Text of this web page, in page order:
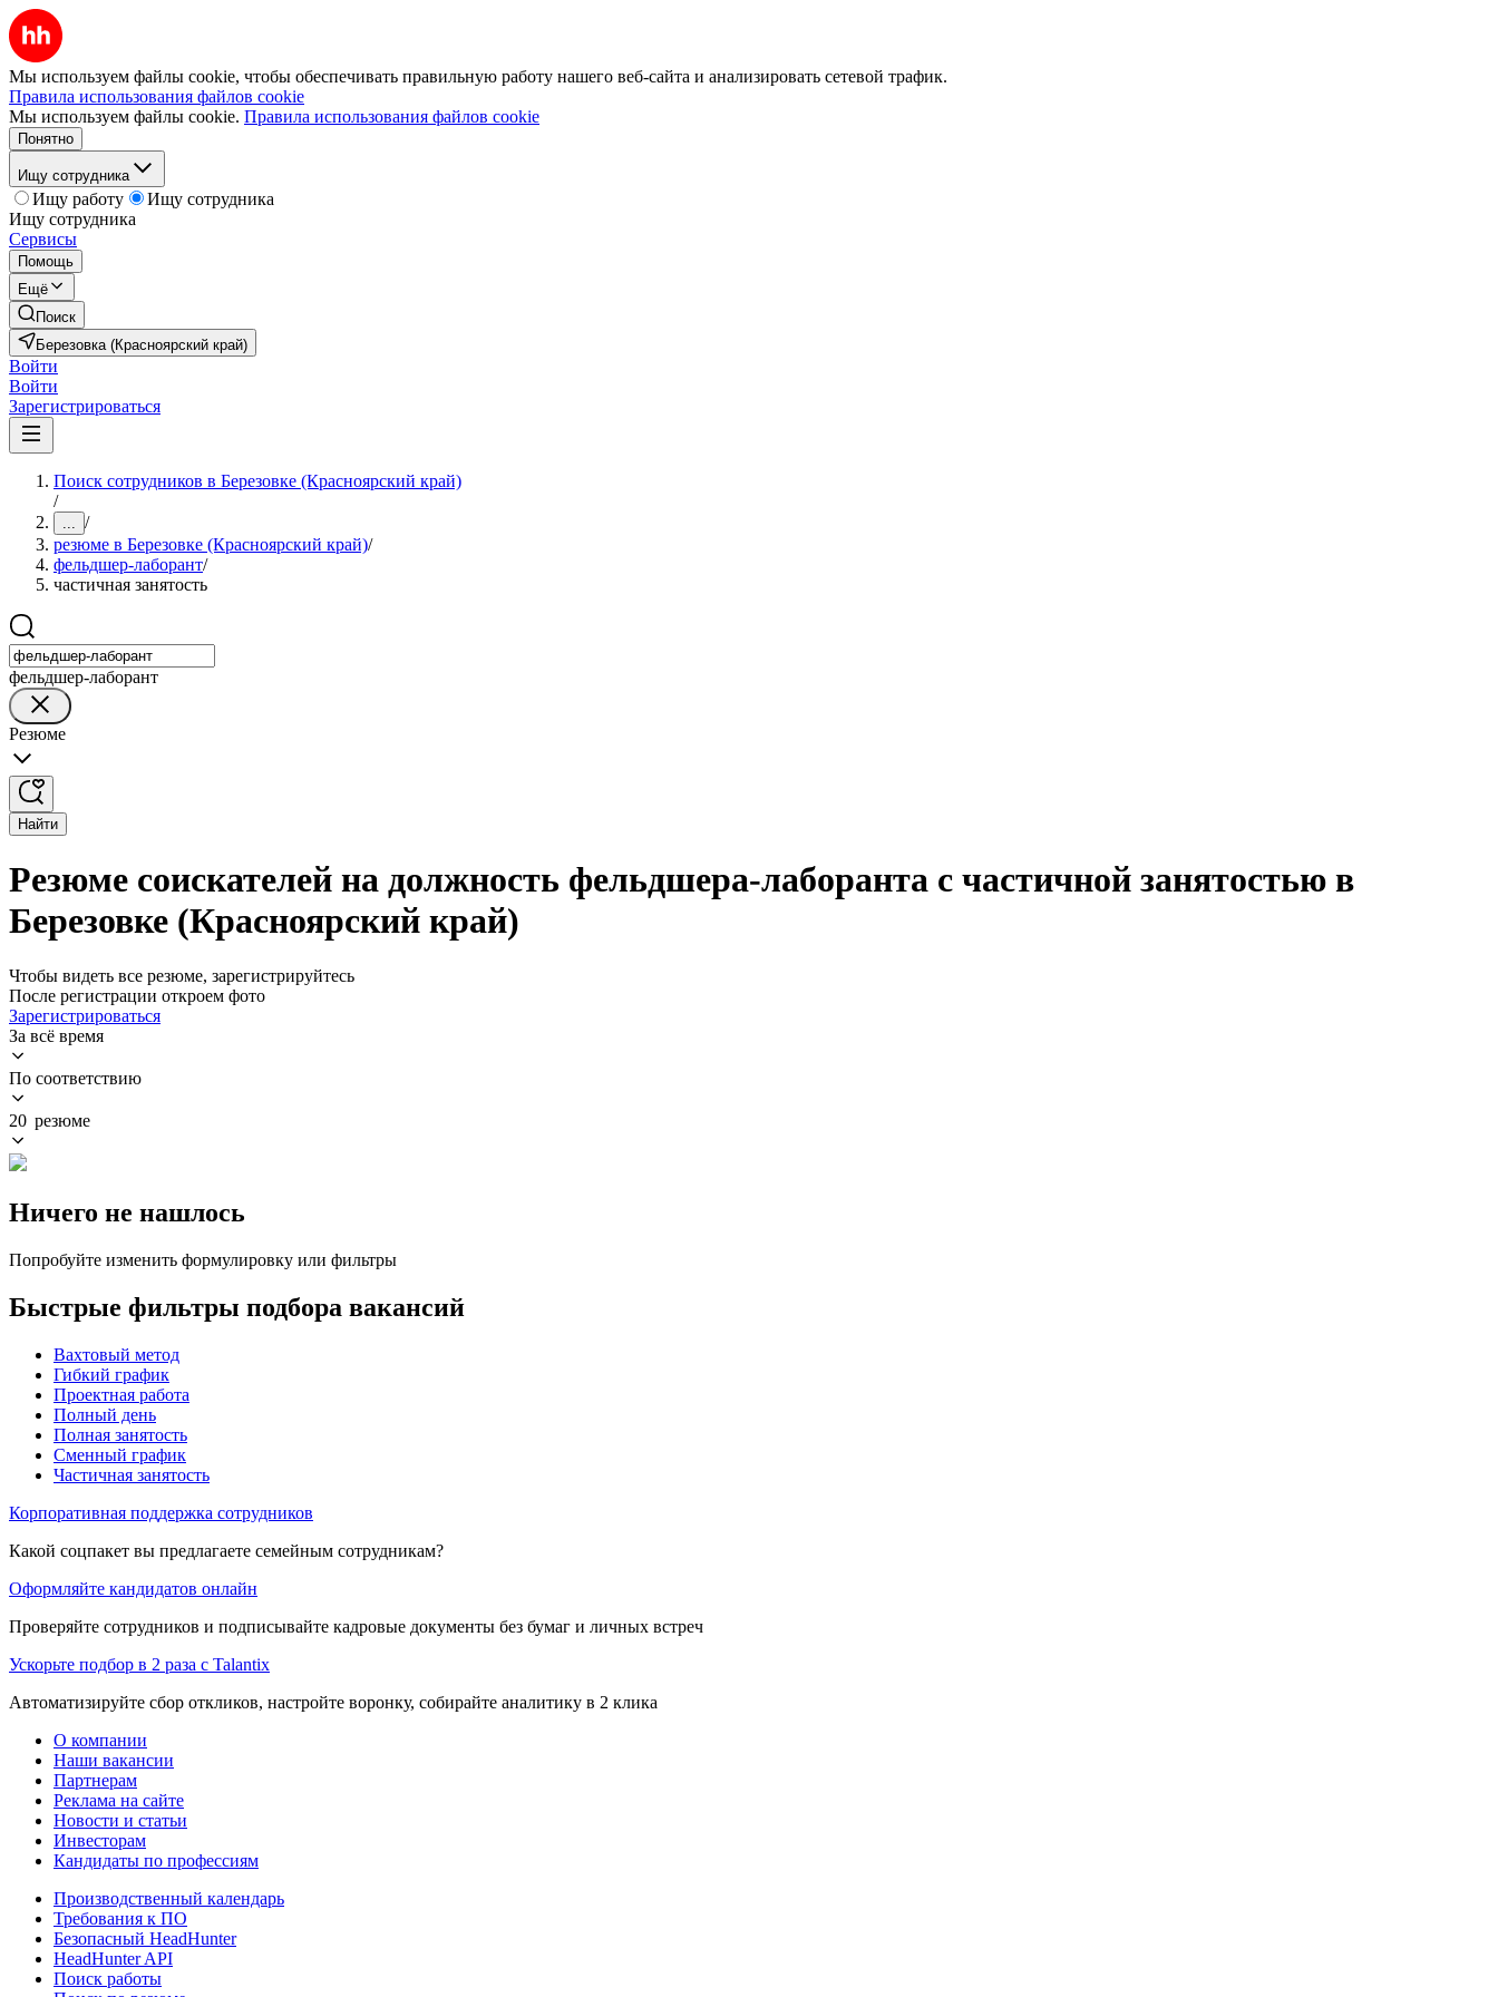
Мы используем файлы cookie, чтобы обеспечивать правильную работу нашего веб-сайта и анализировать сетевой трафик.
Правила использования файлов cookie
Мы используем файлы cookie. Правила использования файлов cookie
Понятно
Ищу сотрудника
Ищу работу
Ищу сотрудника
Ищу сотрудника
Сервисы
Помощь
Ещё
Поиск
Березовка (Красноярский край)
Войти
Войти
Зарегистрироваться
Поиск сотрудников в Березовке (Красноярский край)
/
... /
резюме в Березовке (Красноярский край)/
фельдшер-лаборант/
частичная занятость
фельдшер-лаборант
Резюме
Найти
Резюме соискателей на должность фельдшера-лаборанта с частичной занятостью в
Березовке (Красноярский край)
Чтобы видеть все резюме, зарегистрируйтесь
После регистрации откроем фото
Зарегистрироваться
За всё время
По соответствию
20 резюме
Ничего не нашлось
Попробуйте изменить формулировку или фильтры
Быстрые фильтры подбора вакансий
Вахтовый метод
Гибкий график
Проектная работа
Полный день
Полная занятость
Сменный график
Частичная занятость
Корпоративная поддержка сотрудников
Какой соцпакет вы предлагаете семейным сотрудникам?
Оформляйте кандидатов онлайн
Проверяйте сотрудников и подписывайте кадровые документы без бумаг и личных встреч
Ускорьте подбор в 2 раза с Talantix
Автоматизируйте сбор откликов, настройте воронку, собирайте аналитику в 2 клика
О компании
Наши вакансии
Партнерам
Реклама на сайте
Новости и статьи
Инвесторам
Кандидаты по профессиям
Производственный календарь
Требования к ПО
Безопасный HeadHunter
HeadHunter API
Поиск работы